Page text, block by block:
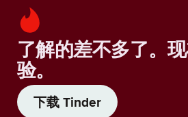
了解的差不多了。
验。
下载 Tinder